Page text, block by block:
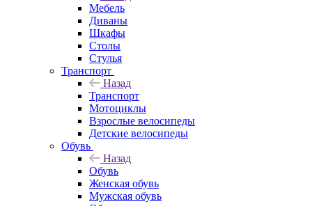
Мебель
Диваны
Шкафы
Столы
Стулья
Транспорт
Назад
Транспорт
Мотоциклы
Взрослые велосипеды
Детские велосипеды
Обувь
Назад
Обувь
Женская обувь
Мужская обувь